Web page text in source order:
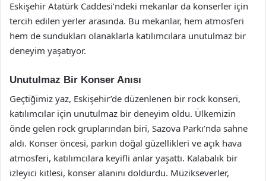
Eskişehir Atatürk Caddesi’ndeki mekanlar da konserler için
tercih edilen yerler arasında. Bu mekanlar, hem atmosferi
hem de sundukları olanaklarla katılımcılara unutulmaz bir
deneyim yaşatıyor.
Unutulmaz Bir Konser Anısı
Geçtiğimiz yaz, Eskişehir’de düzenlenen bir rock konseri,
katılımcılar için unutulmaz bir deneyim oldu. Ülkemizin
önde gelen rock gruplarından biri, Sazova Parkı’nda sahne
aldı. Konser öncesi, parkın doğal güzellikleri ve açık hava
atmosferi, katılımcılara keyifli anlar yaşattı. Kalabalık bir
izleyici kitlesi, konser alanını doldurdu. Müzikseverler,